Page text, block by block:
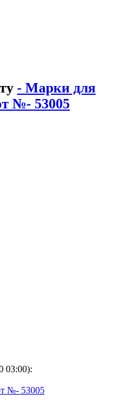
- Марки для
№- 53005
03:00):
№- 53005